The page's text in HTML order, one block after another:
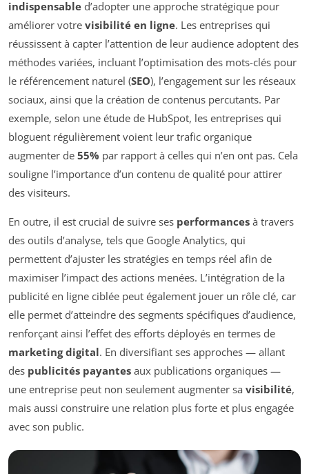
indispensable d’adopter une approche stratégique pour
améliorer votre visibilité en ligne. Les entreprises qui
réussissent à capter l’attention de leur audience adoptent des
méthodes variées, incluant l’optimisation des mots-clés pour
le référencement naturel (SEO), l’engagement sur les réseaux
sociaux, ainsi que la création de contenus percutants. Par
exemple, selon une étude de HubSpot, les entreprises qui
bloguent régulièrement voient leur trafic organique
augmenter de 55% par rapport à celles qui n’en ont pas. Cela
souligne l’importance d’un contenu de qualité pour attirer
des visiteurs.
En outre, il est crucial de suivre ses performances à travers
des outils d’analyse, tels que Google Analytics, qui
permettent d’ajuster les stratégies en temps réel afin de
maximiser l’impact des actions menées. L’intégration de la
publicité en ligne ciblée peut également jouer un rôle clé, car
elle permet d’atteindre des segments spécifiques d’audience,
renforçant ainsi l’effet des efforts déployés en termes de
marketing digital. En diversifiant ses approches — allant
des publicités payantes aux publications organiques —
une entreprise peut non seulement augmenter sa visibilité,
mais aussi construire une relation plus forte et plus engagée
avec son public.